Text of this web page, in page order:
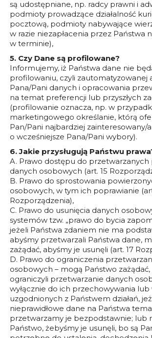
są udostępniane, np. radcy prawni i
podmioty prowadzące działalność
pocztową, podmioty nabywające
w razie niezapłacenia przez Państwa
w terminie),
5. Czy Dane są profilowane?
Informujemy, iż Państwa dane nie
profilowaniu, czyli zautomatyzowanej
Pana/Pani danych i opracowania
na temat preferencji lub przyszłych
(profilowanie oznacza, np. w
marketingowego określanie, którą
Pan/Pani najbardziej zainteresowany/
o wcześniejsze Pana/Pani wybory).
6. Jakie przysługują Państwu
A. Prawo dostępu do przetwarzanych
danych osobowych (art. 15
B. Prawo do sprostowania
osobowych, w tym ich poprawianie
Rozporządzenia),
C. Prawo do usunięcia danych
systemów tzw. „prawo do bycia
jeżeli Państwa zdaniem nie ma
abyśmy przetwarzali Państwa dane,
zażądać, abyśmy je usunęli (art. 17
D. Prawo do ograniczenia
osobowych – mogą Państwo
ograniczyli przetwarzanie danych
wyłącznie do ich przechowywania
uzgodnionych z Państwem działań,
nieprawidłowe dane na Państwa
przetwarzamy je bezpodstawnie; lub
Państwo, żebyśmy je usunęli, bo są